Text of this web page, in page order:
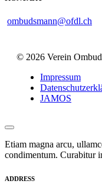
ombudsmann@ofdl.ch
© 2026 Verein
Impressum
JAMOS
Etiam magna arcu,
condimentum. Curabitur
ADDRESS